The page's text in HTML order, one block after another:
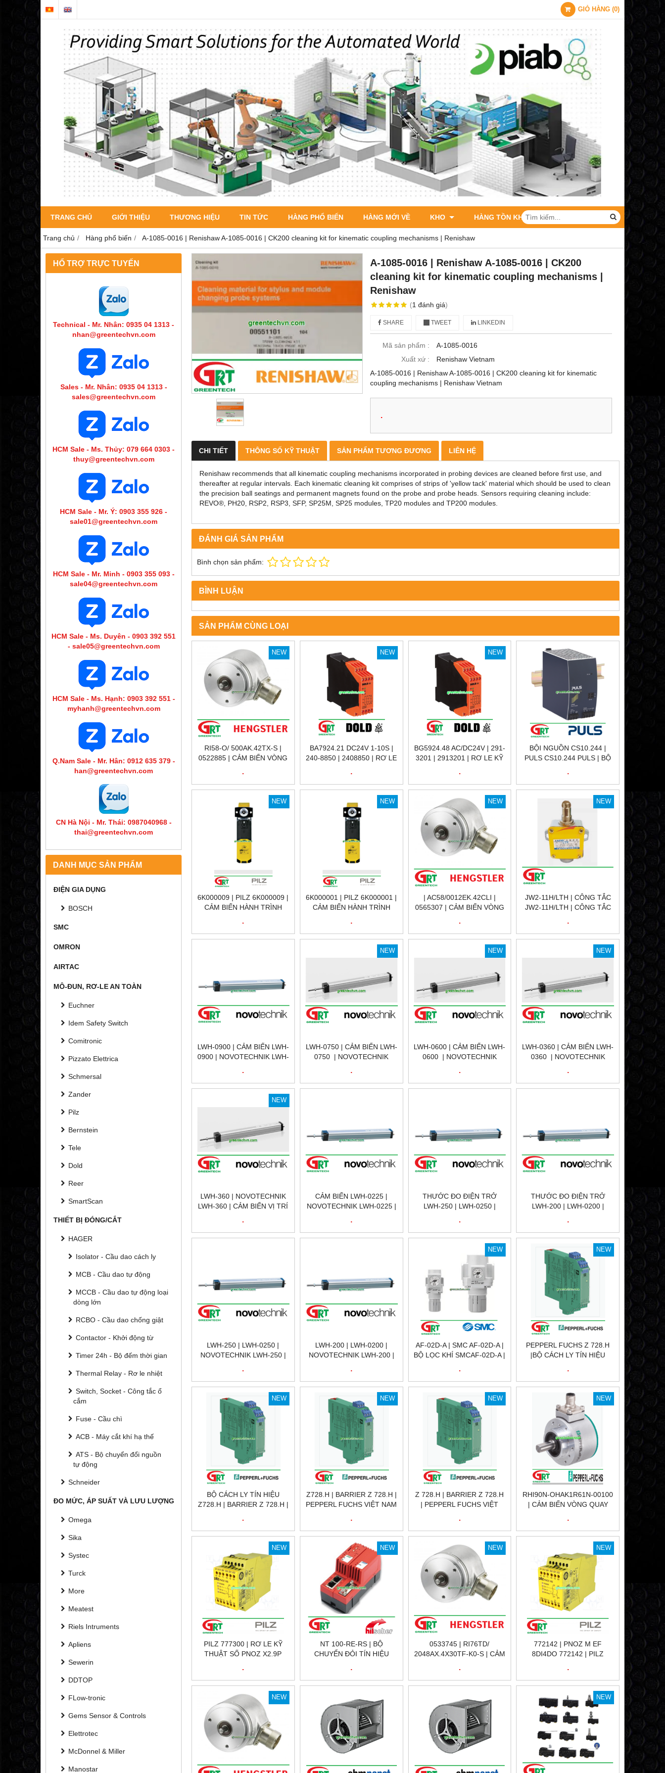
GIỎ HÀNG (0)
TRANG CHỦ GIỚI THIỆU THƯƠNG HIỆU TIN TỨC HÀNG PHỔ BIẾN HÀNG MỚI VỀ KHO HÀNG TỒN KHO
Trang chủ Hàng phổ biến A-1085-0016 | Renishaw A-1085-0016 | CK200 cleaning kit for kinematic coupling mechanisms | Renishaw
HỔ TRỢ TRỰC TUYẾN
Technical - Mr. Nhân: 0935 04 1313 -
nhan@greentechvn.com
Sales - Mr. Nhân: 0935 04 1313 -
sales@greentechvn.com
HCM Sale - Ms. Thủy: 079 664 0303 -
thuy@greentechvn.com
HCM Sale - Mr. Ý: 0903 355 926 -
sale01@greentechvn.com
HCM Sale - Mr. Minh - 0903 355 093 -
sale04@greentechvn.com
HCM Sale - Ms. Duyên - 0903 392 551
- sale05@greentechvn.com
HCM Sale - Ms. Hạnh: 0903 392 551 -
myhanh@greentechvn.com
Q.Nam Sale - Mr. Hân: 0912 635 379 -
han@greentechvn.com
CN Hà Nội - Mr. Thái: 0987040968 -
thai@greentechvn.com
DANH MỤC SẢN PHẨM
ĐIỆN GIA DỤNG
BOSCH
SMC
OMRON
AIRTAC
MÔ-ĐUN, RƠ-LE AN TOÀN
Euchner
Idem Safety Switch
Comitronic
Pizzato Elettrica
Schmersal
Zander
Pilz
Bernstein
Tele
Dold
Reer
SmartScan
THIẾT BỊ ĐÓNG/CẮT
HAGER
Isolator - Cầu dao cách ly
MCB - Cầu dao tự động
MCCB - Cầu dao tự động loại
dòng lớn
RCBO - Cầu dao chống giật
Contactor - Khởi động từ
Timer 24h - Bộ đếm thời gian
Thermal Relay - Rơ le nhiệt
Switch, Socket - Công tắc ổ
cắm
Fuse - Cầu chì
ACB - Máy cắt khí hạ thế
ATS - Bộ chuyển đổi nguồn
tự động
Schneider
ĐO MỨC, ÁP SUẤT VÀ LƯU LƯỢNG
Omega
Sika
Systec
Turck
More
Meatest
Riels Intruments
Apliens
Sewerin
DDTOP
FLow-tronic
Gems Sensor & Controls
Elettrotec
McDonnel & Miller
Manostar
A-1085-0016 | Renishaw A-1085-0016 | CK200
cleaning kit for kinematic coupling mechanisms |
Renishaw
(1 đánh giá)
SHARE TWEET LINKEDIN
Mã sản phẩm :
A-1085-0016
Xuất xứ :
Renishaw Vietnam
A-1085-0016 | Renishaw A-1085-0016 | CK200 cleaning kit for kinematic
coupling mechanisms | Renishaw Vietnam
CHI TIẾT THÔNG SỐ KỸ THUẬT SẢN PHẨM TƯƠNG ĐƯƠNG LIÊN HỆ
Renishaw recommends that all kinematic coupling mechanisms incorporated in probing devices are cleaned before first use, and
thereafter at regular intervals. Each kinematic cleaning kit comprises of strips of 'yellow tack' material which should be used to clean
the precision ball seatings and permanent magnets found on the probe and probe heads. Sensors requiring cleaning include:
REVO®, PH20, RSP2, RSP3, SFP, SP25M, SP25 modules, TP20 modules and TP200 modules.
ĐÁNH GIÁ SẢN PHẨM
Bình chọn sản phẩm:
BÌNH LUẬN
SẢN PHẨM CÙNG LOẠI
NEW
RI58-O/ 500AK.42TX-S |
0522885 | CẢM BIẾN VÒNG
VIỆT NAM
.
NEW
BA7924.21 DC24V 1-10S |
240-8850 | 2408850 | RƠ LE
DOLD VIỆT NAM
.
NEW
BG5924.48 AC/DC24V | 291-
3201 | 2913201 | RƠ LE KỸ
.
BỘI NGUỒN CS10.244 |
PULS CS10.244 PULS | BỘ
VIETNAM
.
NEW
6K000009 | PILZ 6K000009 |
CẢM BIẾN HÀNH TRÌNH
.
NEW
6K000001 | PILZ 6K000001 |
CẢM BIẾN HÀNH TRÌNH
.
NEW
| AC58/0012EK.42CLI |
0565307 | CẢM BIẾN VÒNG
.
NEW
JW2-11H/LTH | CÔNG TẮC
JW2-11H/LTH | CÔNG TẮC
.
LWH-0900 | CẢM BIẾN LWH-
0900 | NOVOTECHNIK LWH-
LWH-0900 | NOVOTECHNIK
.
NEW
LWH-0750 | CẢM BIẾN LWH-
0750 | NOVOTECHNIK
.
NEW
LWH-0600 | CẢM BIẾN LWH-
0600 | NOVOTECHNIK
.
NEW
LWH-0360 | CẢM BIẾN LWH-
0360 | NOVOTECHNIK
.
NEW
LWH-360 | NOVOTECHNIK
LWH-360 | CẢM BIẾN VỊ TRÍ
CẢM BIẾN LWH-0225 |
NOVOTECHNIK LWH-0225 |
POSITION SENSOR
THƯỚC ĐO ĐIỆN TRỞ
LWH-250 | LWH-0250 |
TÍNH NOVOTECHNIK LWH-
250 | NOVOTECHNIK VIỆT
NAM
THƯỚC ĐO ĐIỆN TRỞ
LWH-200 | LWH-0200 |
TÍNH NOVOTECHNIK LWH-
200 | NOVOTECHNIK VIỆT
NAM
LWH-250 | LWH-0250 |
NOVOTECHNIK LWH-250 |
250 | POSITION SENSOR
NOVOTECHNIK LWH-250 |
NOVOTECHNIK VIỆT NAM
.
LWH-200 | LWH-0200 |
NOVOTECHNIK LWH-200 |
200 | POSITION SENSOR
NOVOTECHNIK LWH-200 |
NOVOTECHNIK VIỆT NAM
.
NEW
AF-02D-A | SMC AF-02D-A |
BỘ LỌC KHÍ SMCAF-02D-A |
.
NEW
PEPPERL FUCHS Z 728.H
|BỘ CÁCH LY TÍN HIỆU
.
NEW
BỘ CÁCH LY TÍN HIỆU
Z728.H | BARRIER Z 728.H |
.
NEW
Z728.H | BARRIER Z 728.H |
PEPPERL FUCHS VIỆT NAM
.
NEW
Z 728.H | BARRIER Z 728.H
| PEPPERL FUCHS VIỆT
.
NEW
RHI90N-OHAK1R61N-00100
| CẢM BIẾN VÒNG QUAY
PEPPERL FUCHS VIỆT NAM
.
NEW
PILZ 777300 | RƠ LE KỸ
THUẬT SỐ PNOZ X2.9P
.
NEW
NT 100-RE-RS | BỘ
CHUYỂN ĐỎI TÍN HIỆU
.
NEW
0533745 | RI76TD/
2048AX.4X30TF-K0-S | CẢM
.
NEW
772142 | PNOZ M EF
8DI4DO 772142 | PILZ
.
NEW NEW